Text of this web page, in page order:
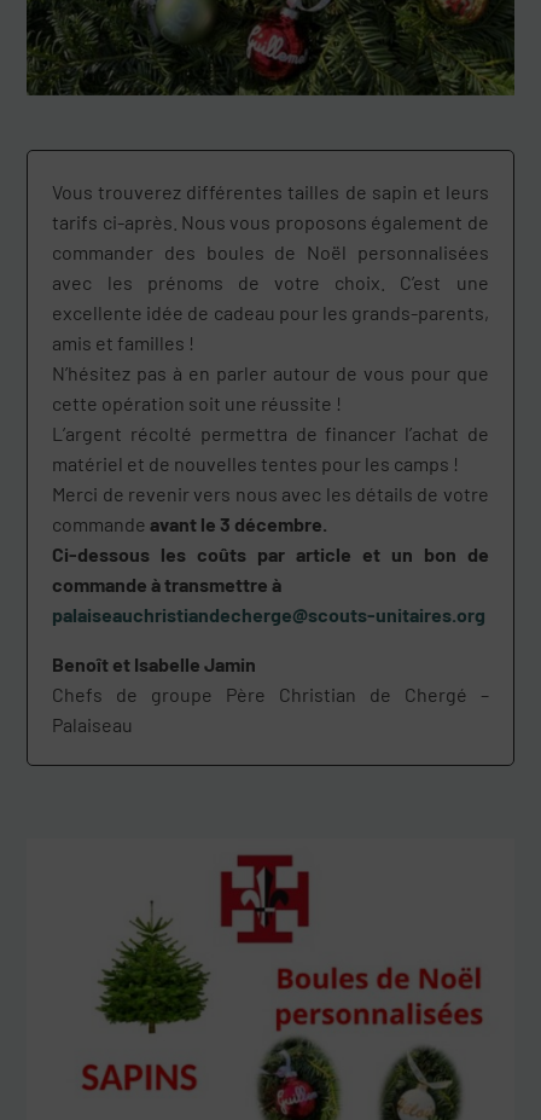
Vous trouverez différentes tailles de sapin et leurs
tarifs ci-après. Nous vous proposons également de
commander des boules de Noël personnalisées
avec les prénoms de votre choix. C’est une
excellente idée de cadeau pour les grands-parents,
amis et familles !
N’hésitez pas à en parler autour de vous pour que
cette opération soit une réussite !
L’argent récolté permettra de financer l’achat de
matériel et de nouvelles tentes pour les camps !
Merci de revenir vers nous avec les détails de votre
commandeavant le 3 décembre.
Ci-dessous les coûts par article et un bon de
commande à transmettre à
palaiseauchristiandecherge@scouts-unitaires.org
Benoît et Isabelle Jamin
Chefs de groupe Père Christian de Chergé –
Palaiseau